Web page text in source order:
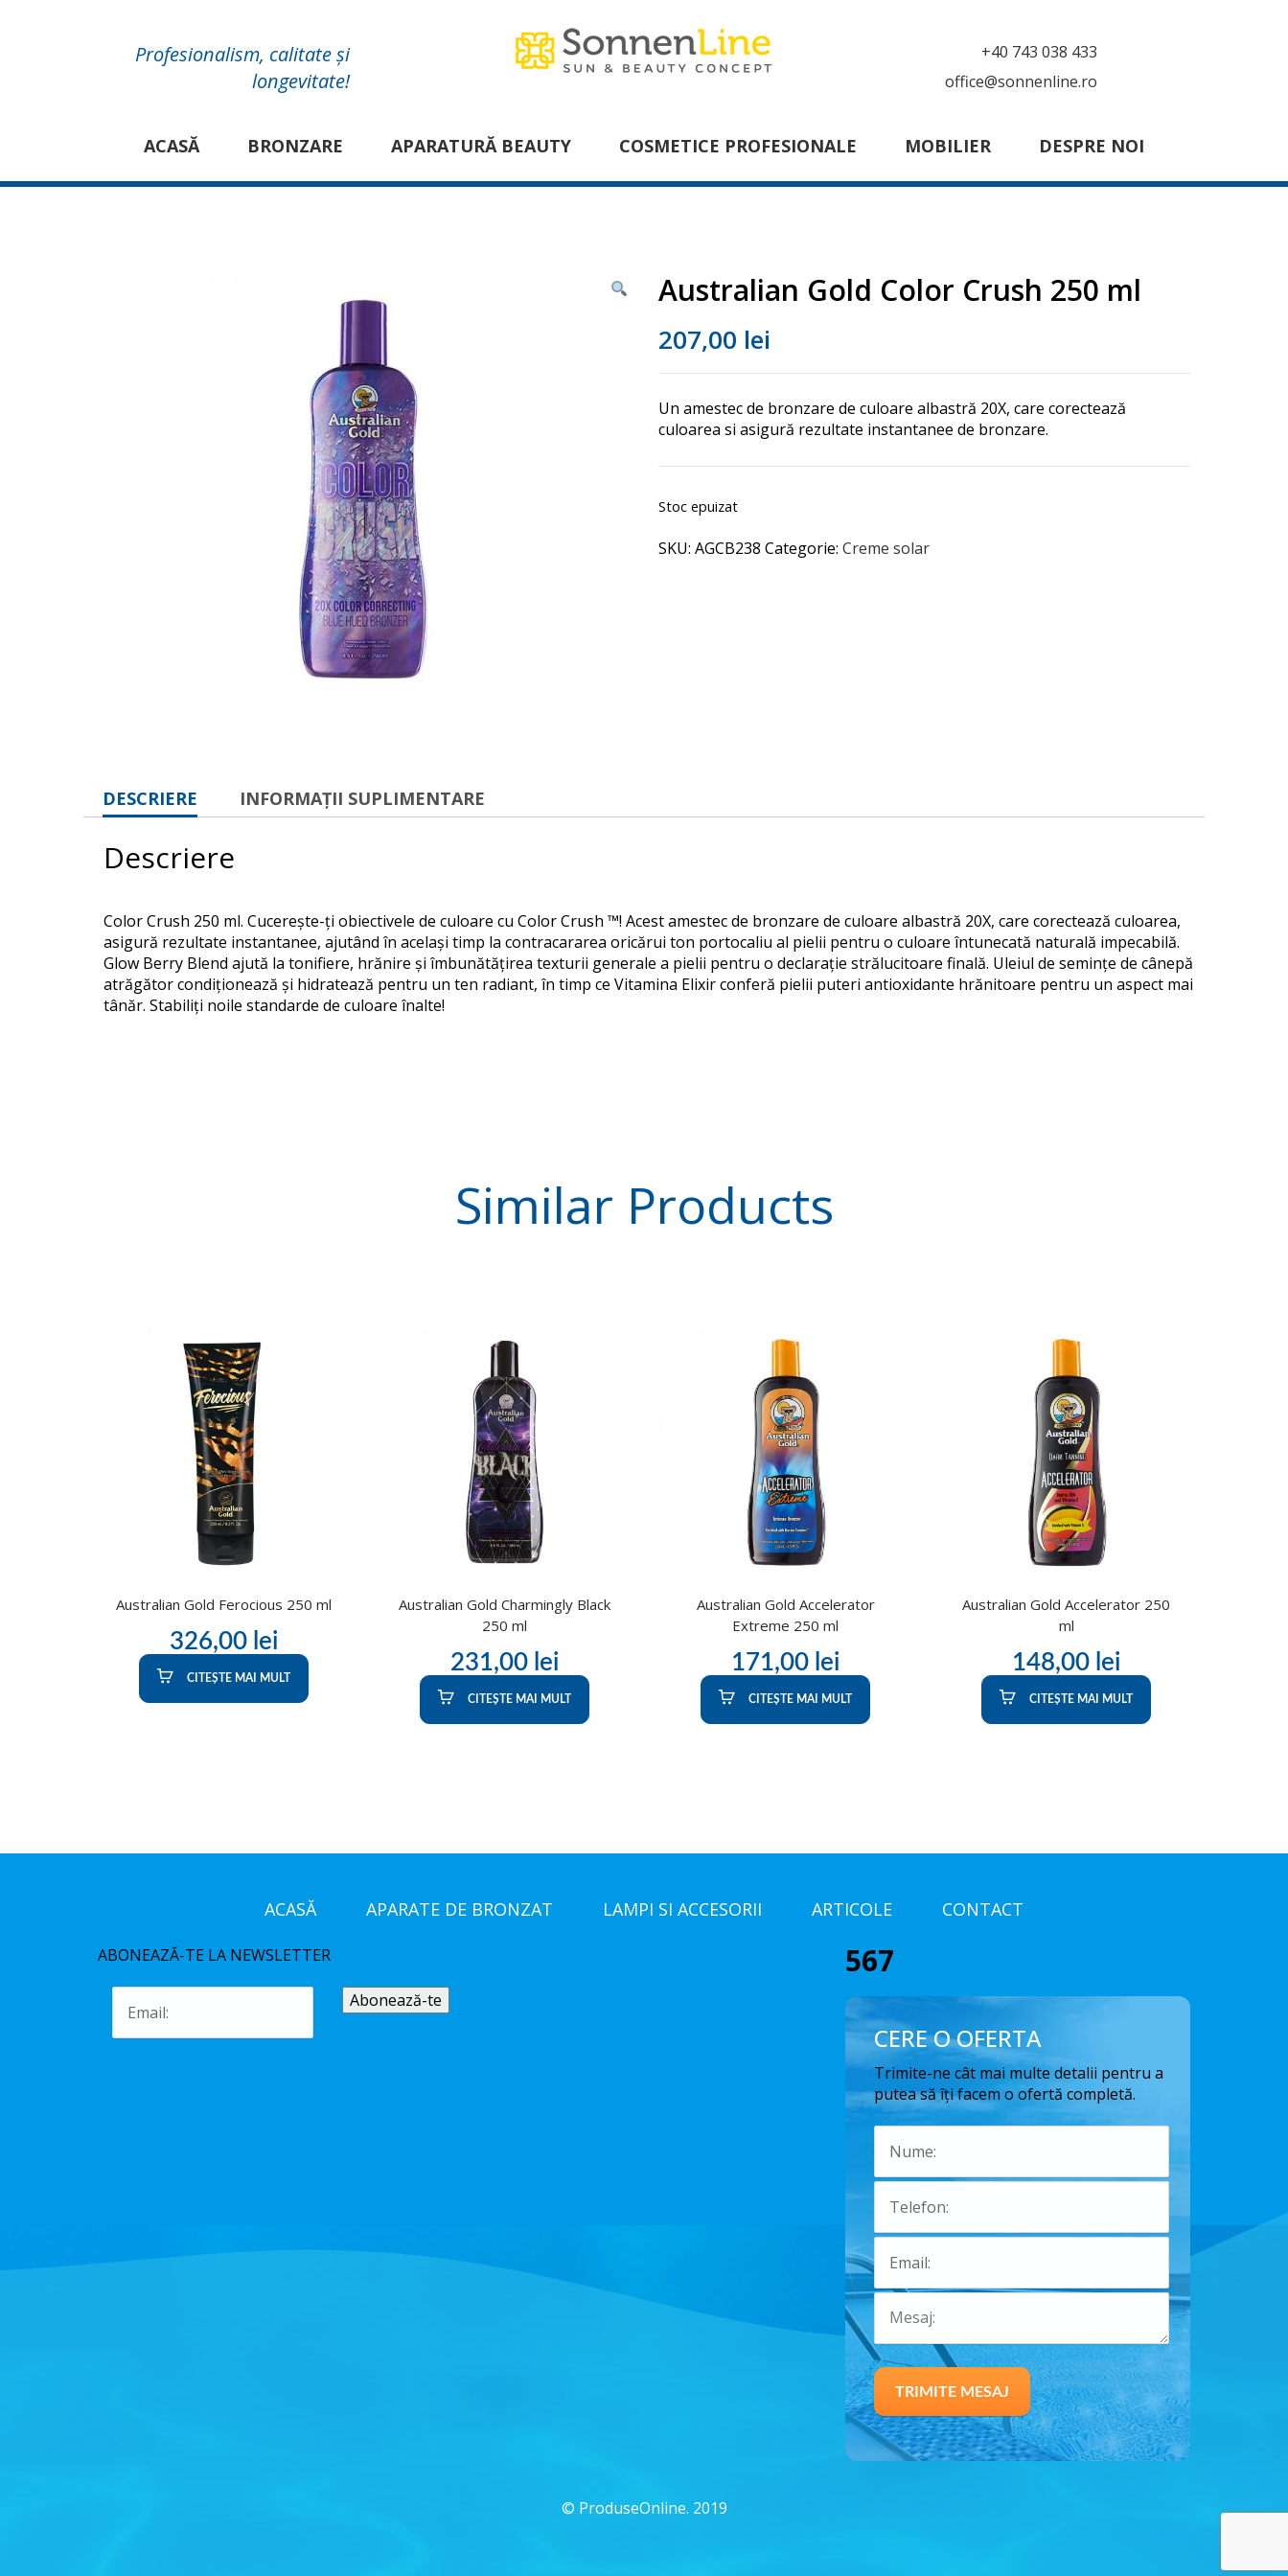
Profesionalism, calitate și
longevitate!
+40 743 038 433
office@sonnenline.ro
ACASĂ BRONZARE APARATURĂ BEAUTY COSMETICE PROFESIONALE MOBILIER DESPRE NOI
Australian Gold Color Crush 250 ml
207,00 lei
Un amestec de bronzare de culoare albastră 20X, care corectează
culoarea si asigură rezultate instantanee de bronzare.
Stoc epuizat
SKU: AGCB238 Categorie: Creme solar
DESCRIERE INFORMAȚII SUPLIMENTARE
Descriere
Color Crush 250 ml. Cucerește-ți obiectivele de culoare cu Color Crush ™! Acest amestec de bronzare de culoare albastră 20X, care corectează culoarea,
asigură rezultate instantanee, ajutând în același timp la contracararea oricărui ton portocaliu al pielii pentru o culoare întunecată naturală impecabilă.
Glow Berry Blend ajută la tonifiere, hrănire și îmbunătățirea texturii generale a pielii pentru o declarație strălucitoare finală. Uleiul de semințe de cânepă
atrăgător condiționează și hidratează pentru un ten radiant, în timp ce Vitamina Elixir conferă pielii puteri antioxidante hrănitoare pentru un aspect mai
tânăr. Stabiliți noile standarde de culoare înalte!
Similar Products
Australian Gold Ferocious 250 ml
326,00 lei
CITEȘTE MAI MULT
Australian Gold Charmingly Black
250 ml
231,00 lei
CITEȘTE MAI MULT
Australian Gold Accelerator
Extreme 250 ml
171,00 lei
CITEȘTE MAI MULT
Australian Gold Accelerator 250
ml
148,00 lei
CITEȘTE MAI MULT
ACASĂ APARATE DE BRONZAT LAMPI SI ACCESORII ARTICOLE CONTACT
ABONEAZĂ-TE LA NEWSLETTER 567
CERE O OFERTA
Trimite-ne cât mai multe detalii pentru a
putea să îți facem o ofertă completă.
© ProduseOnline. 2019